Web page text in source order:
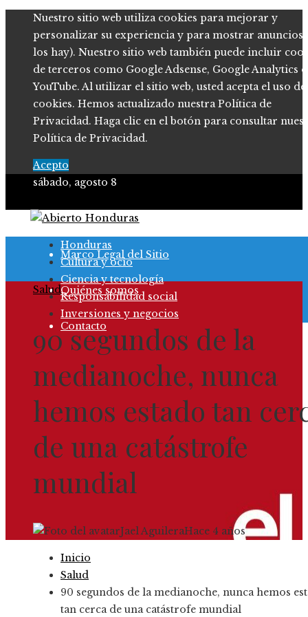
Nuestro sitio web utiliza cookies para mejorar y
personalizar su experiencia y para mostrar anuncios
los hay). Nuestro sitio web también puede incluir
de terceros como Google Adsense, Google Analytics o
YouTube. Al utilizar el sitio web, usted acepta el uso de
cookies. Hemos actualizado nuestra Política de
Privacidad. Haga clic en el botón para consultar
Política de Privacidad.
Acepto
sábado, agosto 8
Política de Privacidad
Marco Legal del Sitio
Quiénes somos
Contacto
Honduras
Cultura y ocio
Ciencia y tecnología
Responsabilidad social
Inversiones y negocios
Salud
90 segundos de la
medianoche, nunca
hemos estado tan
de una catástrofe
mundial
Jael AguileraHace 4 años
Inicio
Salud
90 segundos de la medianoche, nunca hemos
tan cerca de una catástrofe mundial